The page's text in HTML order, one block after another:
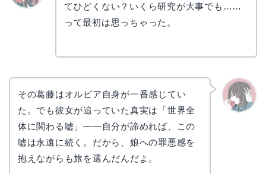
てひどくない？いくら研究が大事でも……
って最初は思っちゃった。
その葛藤はオルビア自身が一番感じてい
た。でも彼女が追っていた真実は「世界全
体に関わる嘘」——自分が諦めれば、この
嘘は永遠に続く。だから、娘への罪悪感を
抱えながらも旅を選んだんだよ。